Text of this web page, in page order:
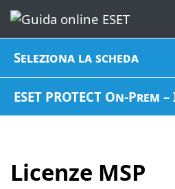
Seleziona la scheda
ESET PROTECT On-Prem
Licenze MSP